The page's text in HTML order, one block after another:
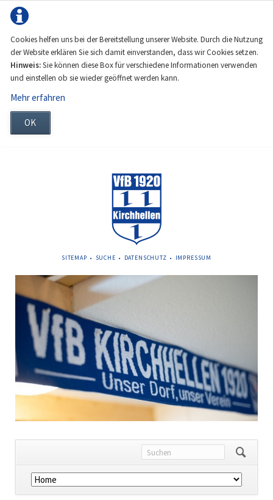
Cookies helfen uns bei der Bereitstellung unserer Website. Durch die Nutzung
der Website erklären Sie sich damit einverstanden, dass wir Cookies setzen.
Hinweis:Sie können diese Box für verschiedene Informationen verwenden
und einstellen ob sie wieder geöffnet werden kann.
Mehr erfahren
OK
NAVIGATION
SITEMAP SUCHE DATENSCHUTZ IMPRESSUM
Navigation
überspringen